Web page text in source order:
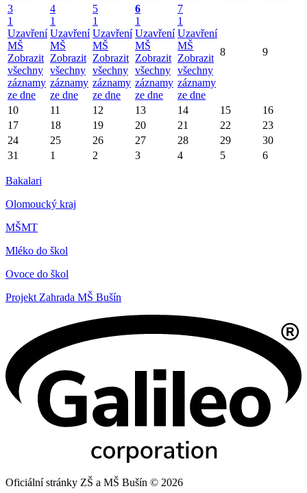
3
1
Uzavření
MŠ
Zobrazit
všechny
záznamy
ze dne
4
1
Uzavření
MŠ
Zobrazit
všechny
záznamy
ze dne
5
1
Uzavření
MŠ
Zobrazit
všechny
záznamy
ze dne
6
1
Uzavření
MŠ
Zobrazit
všechny
záznamy
ze dne
7
1
Uzavření
MŠ
Zobrazit
všechny
záznamy
ze dne
8 9
10 11 12 13 14 15
16
17
18 19 20 21 22
23
24
25 26 27 28 29
30
31
1 2 3 4 5 6
Bakalari
Olomoucký kraj
MŠMT
Mléko do škol
Ovoce do škol
Projekt Zahrada MŠ Bušín
Oficiální stránky ZŠ a MŠ Bušín © 2026